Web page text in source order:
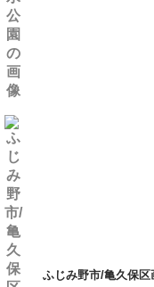
ふじみ野市/亀久保区